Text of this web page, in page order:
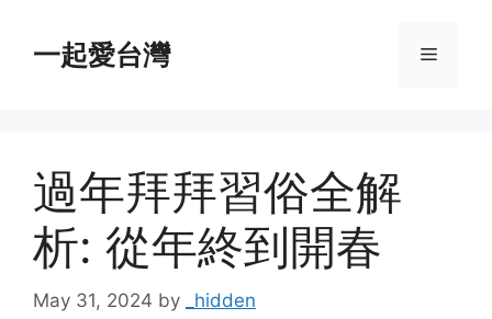
content一起愛台灣 Menu
過年拜拜習俗全解
析: 從年終到開春
May 31, 2024 by _hidden